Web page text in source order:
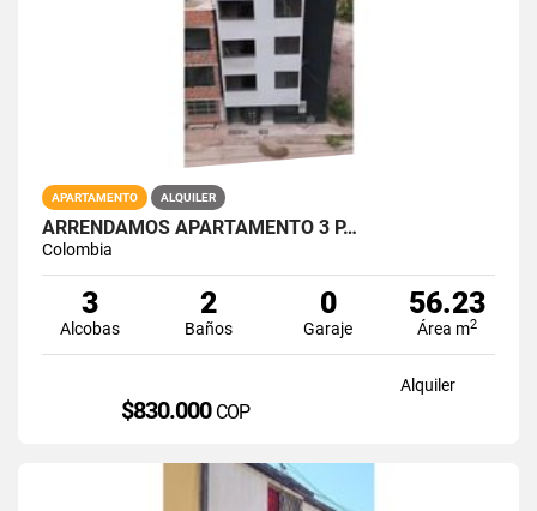
APARTAMENTO ALQUILER
ARRENDAMOS APARTAMENTO 3 P…
Colombia
3
Alcobas
2
Baños
0
Garaje
56.23
Área m2
Alquiler
$830.000 COP